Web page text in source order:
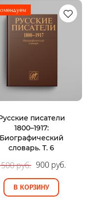
писатели
1800–1917:
Биографический
словарь. Т. 6
руб. 900 руб.
В КОРЗИНУ